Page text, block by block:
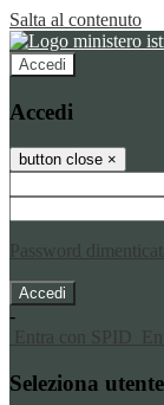
Salta al contenuto
Accedi
Accedi
button close ×
Password
-
Entra con SPID
Seleziona utente